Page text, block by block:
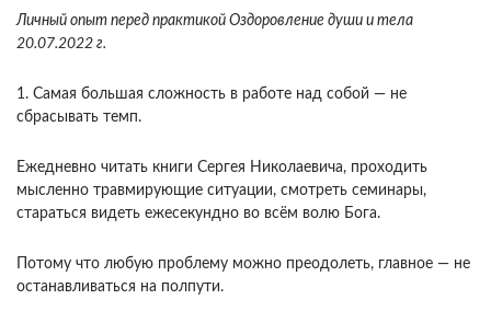
Личный опыт перед практикой Оздоровление души и тела
20.07.2022 г.
1. Самая большая сложность в работе над собой — не
сбрасывать темп.
Ежедневно читать книги Сергея Николаевича, проходить
мысленно травмирующие ситуации, смотреть семинары,
стараться видеть ежесекундно во всём волю Бога.
Потому что любую проблему можно преодолеть, главное — не
останавливаться на полпути.